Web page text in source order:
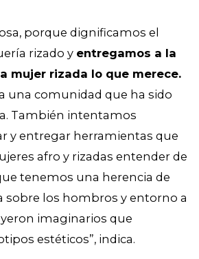
porque dignificamos el
rizado y entregamos a la
mujer rizada lo que merece.
una comunidad que ha sido
También intentamos
y entregar herramientas que
afro y rizadas entender de
tenemos una herencia de
sobre los hombros y entorno a
imaginarios que
estéticos”, indica.